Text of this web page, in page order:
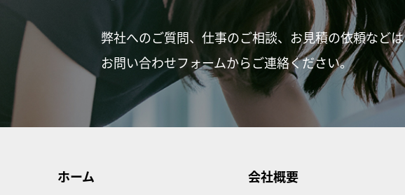
弊社へのご質問、仕事のご相談、お見積の依頼などは
お問い合わせフォームからご連絡ください。
ホーム
会社概要